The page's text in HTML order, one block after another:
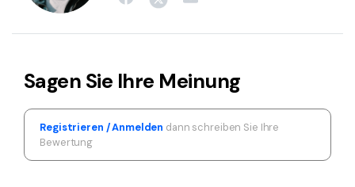
Sagen Sie Ihre Meinung
Registrieren / Anmelden dann schreiben Sie Ihre
Bewertung